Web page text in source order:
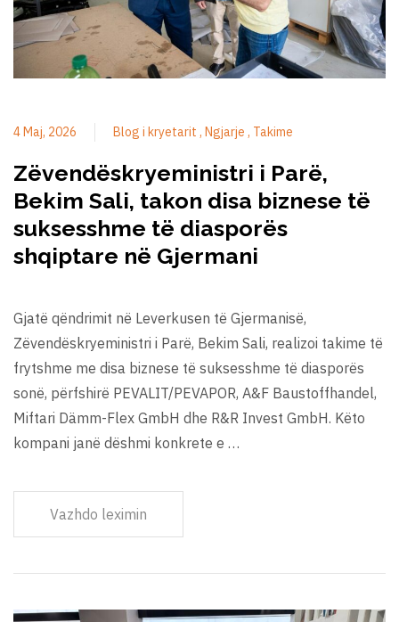
4 Maj, 2026 Blog i kryetarit Ngjarje Takime
Zëvendëskryeministri i Parë,
Bekim Sali, takon disa biznese të
suksesshme të diasporës
shqiptare në Gjermani
Gjatë qëndrimit në Leverkusen të Gjermanisë,
Zëvendëskryeministri i Parë, Bekim Sali, realizoi takime të
frytshme me disa biznese të suksesshme të diasporës
sonë, përfshirë PEVALIT/PEVAPOR, A&F Baustoffhandel,
Miftari Dämm-Flex GmbH dhe R&R Invest GmbH. Këto
kompani janë dëshmi konkrete e …
Vazhdo leximin